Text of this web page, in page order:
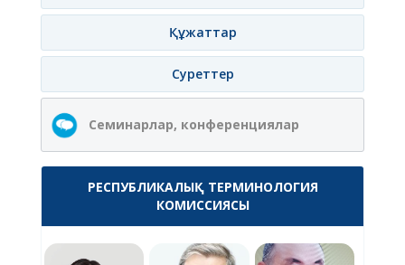
Құжаттар
Суреттер
Семинарлар, конференциялар
РЕСПУБЛИКАЛЫҚ ТЕРМИНОЛОГИЯ
КОМИССИЯСЫ